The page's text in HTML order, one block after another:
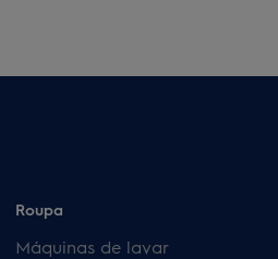
Roupa
Máquinas de lavar